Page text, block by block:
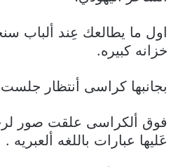
اول ما يطالعك عِند ألباب
خزانه كبيره.
بجانبها كراسى أنتظار
فوق ألكراسى علقت صور
عَليها عبارات باللغه ألعبريه .